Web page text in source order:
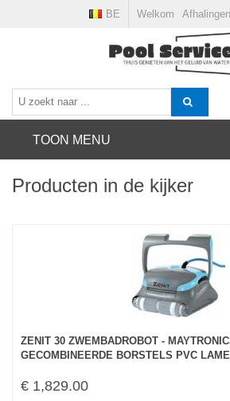
Welkom Afhalingen
BE
TOON MENU
Producten in de kijker
ZENIT 30 ZWEMBADROBOT -
GECOMBINEERDE BORSTELS PVC
€ 1,829.00